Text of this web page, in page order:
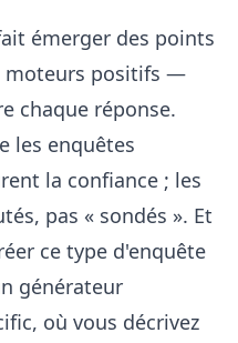
émerger des points
moteurs positifs —
chaque réponse.
les enquêtes
la confiance ; les
pas « sondés ». Et
ce type d'enquête
générateur
où vous décrivez